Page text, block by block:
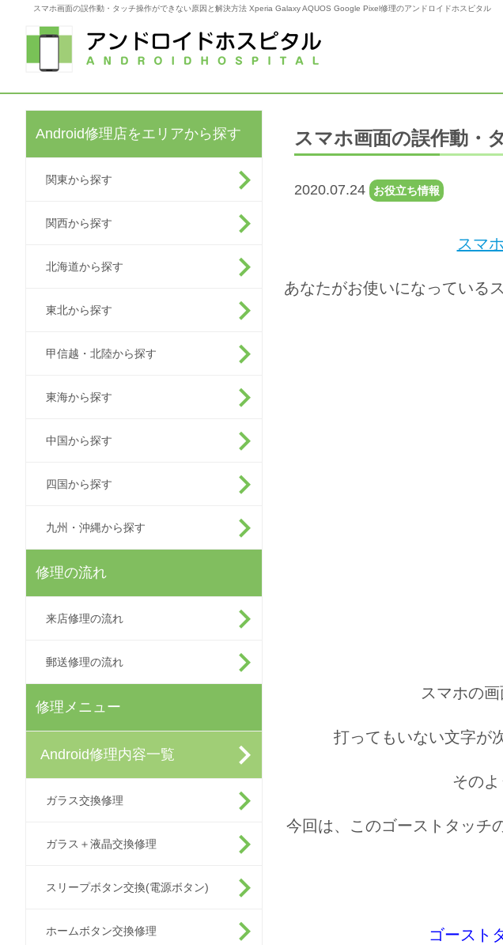
スマホ画面の誤作動・タッチ操作ができない原因と解決方法 Xperia Galaxy AQUOS Google Pixel修理のアンドロイドホスピタル
Android修理店をエリアから探す
関東から探す
関西から探す
北海道から探す
東北から探す
甲信越・北陸から探す
東海から探す
中国から探す
四国から探す
九州・沖縄から探す
修理の流れ
来店修理の流れ
郵送修理の流れ
修理メニュー
Android修理内容一覧
ガラス交換修理
ガラス＋液晶交換修理
スリープボタン交換(電源ボタン)
ホームボタン交換修理
スマホ画面の誤作動・
2020.07.24 お役立ち情報
スマ
あなたがお使いになっている
スマホの
打ってもいない文字が
そのよ
今回は、このゴーストタッチ
ゴースト